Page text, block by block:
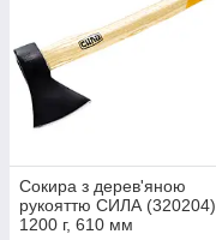
Сокира з дерев'яною
рукояттю СИЛА (320204)
1200 г, 610 мм